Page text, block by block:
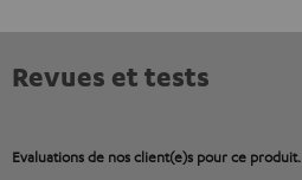
Revues et tests
Evaluations de nos client(e)s pour ce produit.